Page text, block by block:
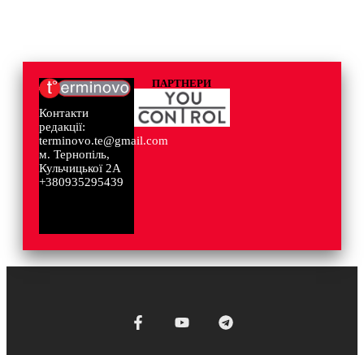
Контакти
редакції:
terminovo.te@gmail.com
м. Тернопіль,
Кульчицької 2А
+380935295439
ПАРТНЕРИ